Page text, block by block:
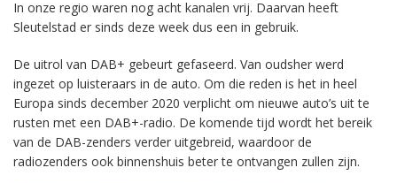
In onze regio waren nog acht kanalen vrij. Daarvan heeft
Sleutelstad er sinds deze week dus een in gebruik.
De uitrol van DAB+ gebeurt gefaseerd. Van oudsher werd
ingezet op luisteraars in de auto. Om die reden is het in heel
Europa sinds december 2020 verplicht om nieuwe auto’s uit te
rusten met een DAB+-radio. De komende tijd wordt het bereik
van de DAB-zenders verder uitgebreid, waardoor de
radiozenders ook binnenshuis beter te ontvangen zullen zijn.